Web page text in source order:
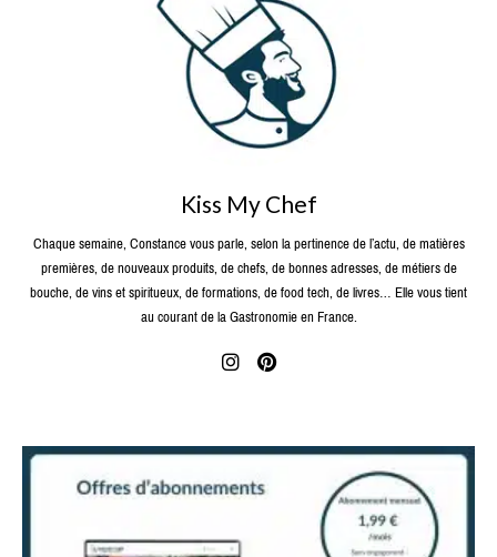
Kiss My Chef
Chaque semaine, Constance vous parle, selon la pertinence de l’actu, de matières
premières, de nouveaux produits, de chefs, de bonnes adresses, de métiers de
bouche, de vins et spiritueux, de formations, de food tech, de livres… Elle vous tient
au courant de la Gastronomie en France.